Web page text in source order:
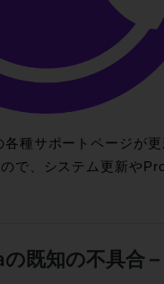
種サポートページが
で、システム更新や